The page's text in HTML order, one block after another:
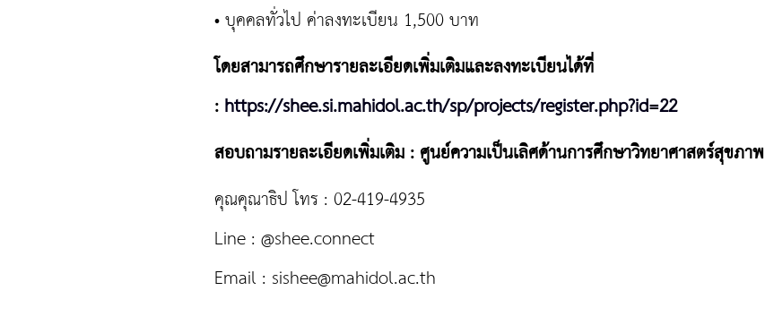
• บุคคลทั่วไป ค่าลงทะเบียน 1,500 บาท
โดยสามารถศึกษารายละเอียดเพิ่มเติมและลงทะเบียนได้ที่
:https://shee.si.mahidol.ac.th/sp/projects/register.php?id=22
สอบถามรายละเอียดเพิ่มเติม : ศูนย์ความเป็นเลิศด้านการศึกษาวิทยาศาสตร์สุขภาพ
คุณคุณาธิป โทร : 02-419-4935
Line : @shee.connect
Email : sishee@mahidol.ac.th